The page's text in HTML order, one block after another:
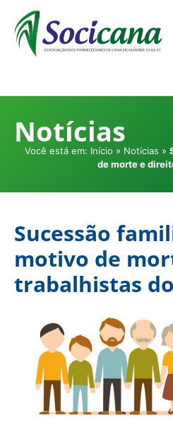
Notícias
Você está em: Início » Notícias »
de morte e
Sucessão
motivo de
trabalhistas